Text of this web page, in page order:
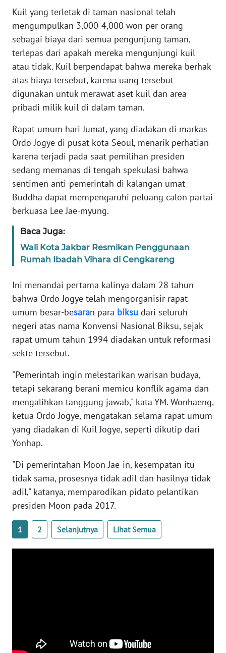
Kuil yang terletak di taman nasional telah
mengumpulkan 3,000-4,000 won per orang
sebagai biaya dari semua pengunjung taman,
terlepas dari apakah mereka mengunjungi kuil
atau tidak. Kuil berpendapat bahwa mereka berhak
atas biaya tersebut, karena uang tersebut
digunakan untuk merawat aset kuil dan area
pribadi milik kuil di dalam taman.
Rapat umum hari Jumat, yang diadakan di markas
Ordo Jogye di pusat kota Seoul, menarik perhatian
karena terjadi pada saat pemilihan presiden
sedang memanas di tengah spekulasi bahwa
sentimen anti-pemerintah di kalangan umat
Buddha dapat mempengaruhi peluang calon partai
berkuasa Lee Jae-myung.
Baca Juga:
Wali Kota Jakbar Resmikan Penggunaan
Rumah Ibadah Vihara di Cengkareng
Ini menandai pertama kalinya dalam 28 tahun
bahwa Ordo Jogye telah mengorganisir rapat
umum besar-besaran para biksu dari seluruh
negeri atas nama Konvensi Nasional Biksu, sejak
rapat umum tahun 1994 diadakan untuk reformasi
sekte tersebut.
"Pemerintah ingin melestarikan warisan budaya,
tetapi sekarang berani memicu konflik agama dan
mengalihkan tanggung jawab," kata YM. Wonhaeng,
ketua Ordo Jogye, mengatakan selama rapat umum
yang diadakan di Kuil Jogye, seperti dikutip dari
Yonhap.
"Di pemerintahan Moon Jae-in, kesempatan itu
tidak sama, prosesnya tidak adil dan hasilnya tidak
adil," katanya, memparodikan pidato pelantikan
presiden Moon pada 2017.
1 2 Selanjutnya Lihat Semua
WN
NTT
WN
KEPRI
WN
WN
BARAT
WN
RIAU
SERAMBI
WN
WN
SULTRA
WN
NTB
WN
SULTENG
WN
SULBAR
BABEL
WN
SUMBAR
SUMSEL
JATENG